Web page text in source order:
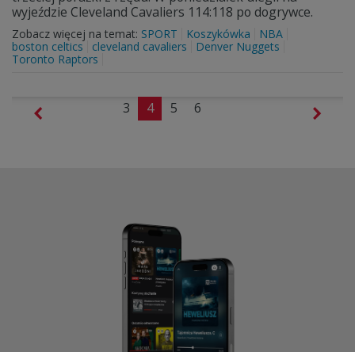
wyjeździe Cleveland Cavaliers 114:118 po dogrywce.
Zobacz więcej na temat: SPORT Koszykówka
NBA
boston celtics
cleveland cavaliers
Denver Nuggets
Toronto Raptors
3 4 5 6